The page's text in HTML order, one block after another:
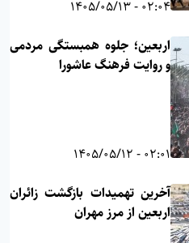
02:04 - 1405/05/13
اربعین؛ جلوه همبستگی مردمی
و روایت فرهنگ عاشورا
02:01 - 1405/05/12
آخرین تهمیدات بازگشت زائران
اربعین از مرز مهران